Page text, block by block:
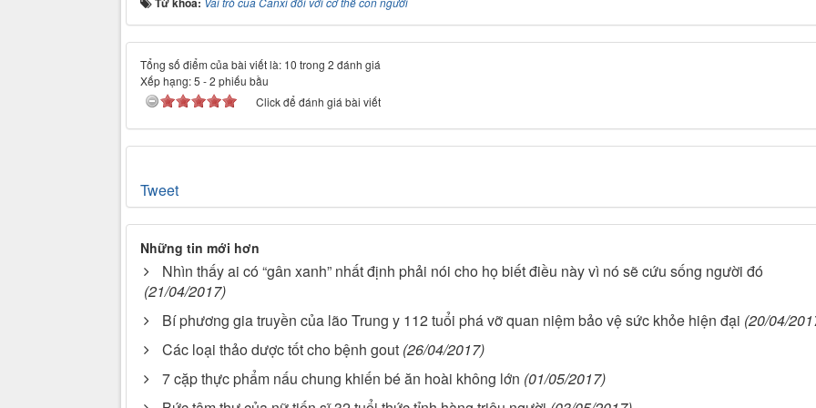
Tổng số điểm của bài viết là: 10 trong 2 đánh giá
Xếp hạng:5 -2 phiếu bầu
Click để đánh giá bài viết
Tweet
Những tin mới hơn
Nhìn thấy ai có “gân xanh” nhất định phải nói cho họ biết điều này vì nó sẽ cứu sống người đó
(21/04/2017)
Bí phương gia truyền của lão Trung y 112 tuổi phá vỡ quan niệm bảo vệ sức khỏe hiện đại (20/04/
Các loại thảo dược tốt cho bệnh gout (26/04/2017)
7 cặp thực phẩm nấu chung khiến bé ăn hoài không lớn (01/05/2017)